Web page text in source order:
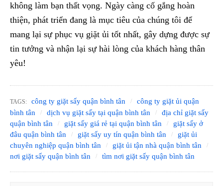
không làm bạn thất vọng. Ngày càng cố gắng hoàn
thiện, phát triển đang là mục tiêu của chúng tôi để
mang lại sự phục vụ giặt ủi tốt nhất, gây dựng được sự
tin tưởng và nhận lại sự hài lòng của khách hàng thân
yêu!
TAGS: công ty giặt sấy quận bình tân
công ty giặt ủi quận
bình tân
dịch vụ giặt sấy tại quận bình tân
địa chỉ giặt sấy
quận bình tân
giặt sấy giá rẻ tại quận bình tân
giặt sấy ở
đâu quận bình tân
giặt sấy uy tín quận bình tân
giặt ủi
chuyên nghiệp quận bình tân
giặt ủi tận nhà quận bình tân
nơi giặt sấy quận bình tân
tìm nơi giặt sấy quận bình tân